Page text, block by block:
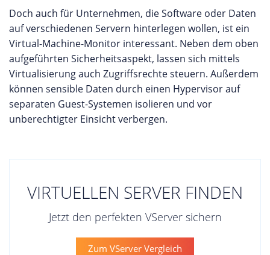
Doch auch für Unternehmen, die Software oder Daten
auf verschiedenen Servern hinterlegen wollen, ist ein
Virtual-Machine-Monitor interessant. Neben dem oben
aufgeführten Sicherheitsaspekt, lassen sich mittels
Virtualisierung auch Zugriffsrechte steuern. Außerdem
können sensible Daten durch einen Hypervisor auf
separaten Guest-Systemen isolieren und vor
unberechtigter Einsicht verbergen.
VIRTUELLEN SERVER FINDEN
Jetzt den perfekten VServer sichern
Zum VServer Vergleich